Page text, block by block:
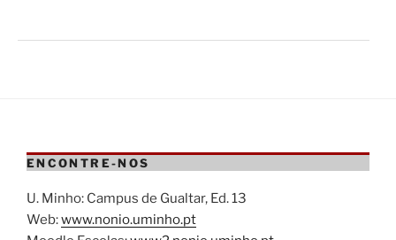
ENCONTRE-NOS
U. Minho: Campus de Gualtar, Ed. 13
Web:www.nonio.uminho.pt